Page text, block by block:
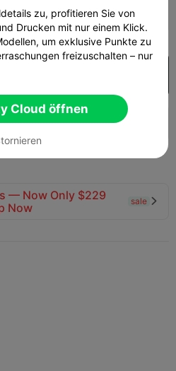
verdienen
46 
— Now Only $229
Now
sale 
zu, profitieren Sie von
Drucken mit nur einem Klick.
um exklusive Punkte zu
freizuschalten – nur
Cloud öffnen